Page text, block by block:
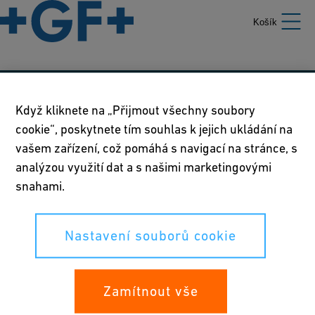
Košík
Naše zásady
Podmínky používání
Prohlášení o zásadách ochrany osobních údajů
Vaše práva
Když kliknete na „Přijmout všechny soubory
cookie“, poskytnete tím souhlas k jejich ukládání na
vašem zařízení, což pomáhá s navigací na stránce, s
analýzou využití dat a s našimi marketingovými
snahami.
Nastavení souborů cookie
Zamítnout vše